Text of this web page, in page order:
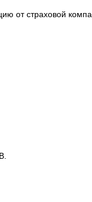
от страховой